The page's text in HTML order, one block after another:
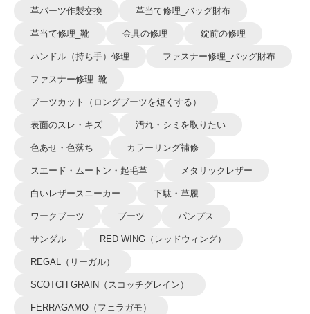
革パーツ作製交換 革当て修理_バッグ財布
革当て修理_靴 金具の修理 錠前の修理
ハンドル（持ち手）修理 ファスナー修理_バッグ財布
ファスナー修理_靴
ブーツカット（ロングブーツを短くする）
表面のスレ・キズ 汚れ・シミを取りたい
色あせ・色落ち カラーリング補修
スエード・ムートン・起毛革 メタリックレザー
白いレザースニーカー 下駄・草履
ワークブーツ ブーツ パンプス
サンダル RED WING（レッドウィング）
REGAL（リーガル）
SCOTCH GRAIN（スコッチグレイン）
FERRAGAMO（フェラガモ）